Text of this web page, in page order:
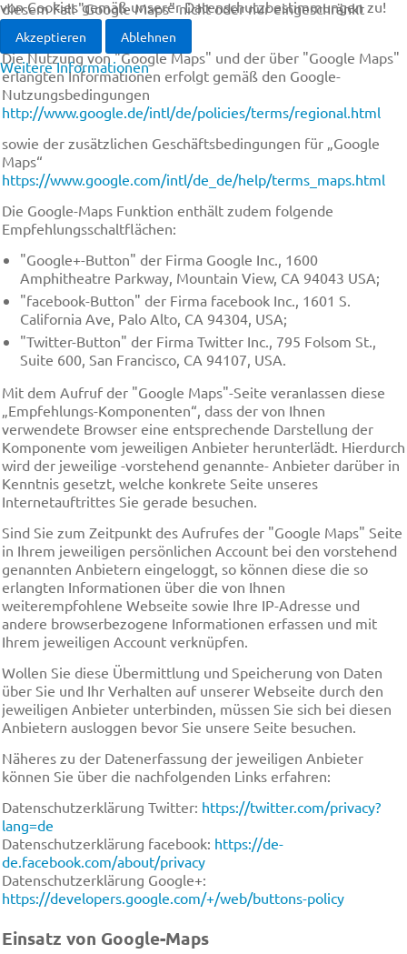
diesem Fall "Google Maps" nicht oder nur eingeschränkt
nutzen können.
Die Nutzung von "Google Maps" und der über "Google Maps"
erlangten Informationen erfolgt gemäß den Google-
Nutzungsbedingungen
http://www.google.de/intl/de/policies/terms/regional.html
sowie der zusätzlichen Geschäftsbedingungen für „Google
Maps“
https://www.google.com/intl/de_de/help/terms_maps.html
Die Google-Maps Funktion enthält zudem folgende
Empfehlungsschaltflächen:
"Google+-Button" der Firma Google Inc., 1600
Amphitheatre Parkway, Mountain View, CA 94043 USA;
"facebook-Button" der Firma facebook Inc., 1601 S.
California Ave, Palo Alto, CA 94304, USA;
"Twitter-Button" der Firma Twitter Inc., 795 Folsom St.,
Suite 600, San Francisco, CA 94107, USA.
Mit dem Aufruf der "Google Maps"-Seite veranlassen diese
„Empfehlungs-Komponenten“, dass der von Ihnen
verwendete Browser eine entsprechende Darstellung der
Komponente vom jeweiligen Anbieter herunterlädt. Hierdurch
wird der jeweilige -vorstehend genannte- Anbieter darüber in
Kenntnis gesetzt, welche konkrete Seite unseres
Internetauftrittes Sie gerade besuchen.
Sind Sie zum Zeitpunkt des Aufrufes der "Google Maps" Seite
in Ihrem jeweiligen persönlichen Account bei den vorstehend
genannten Anbietern eingeloggt, so können diese die so
erlangten Informationen über die von Ihnen
weiterempfohlene Webseite sowie Ihre IP-Adresse und
andere browserbezogene Informationen erfassen und mit
Ihrem jeweiligen Account verknüpfen.
Wollen Sie diese Übermittlung und Speicherung von Daten
über Sie und Ihr Verhalten auf unserer Webseite durch den
jeweiligen Anbieter unterbinden, müssen Sie sich bei diesen
Anbietern ausloggen bevor Sie unsere Seite besuchen.
Näheres zu der Datenerfassung der jeweiligen Anbieter
können Sie über die nachfolgenden Links erfahren:
Datenschutzerklärung Twitter: https://twitter.com/privacy?
lang=de
Datenschutzerklärung facebook: https://de-
de.facebook.com/about/privacy
Datenschutzerklärung Google+:
https://developers.google.com/+/web/buttons-policy
Einsatz von Google-Maps
von Cookies gemäß unserer Datenschutzbestimmungen zu!
Akzeptieren Ablehnen
Weitere Informationen